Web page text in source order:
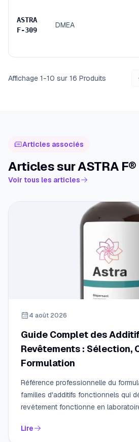
ASTRA
F-309
DMEA
Affichage 1-10 sur 16 Produits
Articles associés
Articles sur ASTRA F®
Voir tous les articles
4 août 2026
Guide Complet des
Revêtements : Sélection,
Formulation
Référence professionnelle du
familles d'additifs fonctionnels qui
revêtement fonctionne en
Lire